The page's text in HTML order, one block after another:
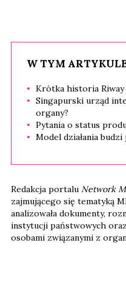
W TYM
Krótka historia Riway
Singapurski urząd
organy?
Pytania o status
Model działania budzi
Redakcja portalu Network
zajmującego się tematyką
analizowała dokumenty,
instytucji państwowych
osobami związanymi z